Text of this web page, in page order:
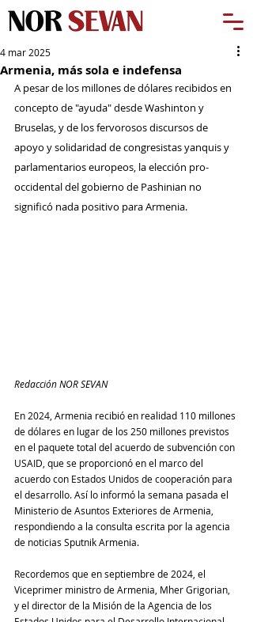
Armenia, más sola e indefensa
4 mar 2025
A pesar de los millones de dólares recibidos en
concepto de "ayuda" desde Washinton y
Bruselas, y de los fervorosos discursos de
apoyo y solidaridad de congresistas yanquis y
parlamentarios europeos, la elección pro-
occidental del gobierno de Pashinian no
significó nada positivo para Armenia.
Redacción NOR SEVAN
En 2024, Armenia recibió en realidad 110 millones
de dólares en lugar de los 250 millones previstos
en el paquete total del acuerdo de subvención con
USAID, que se proporcionó en el marco del
acuerdo con Estados Unidos de cooperación para
el desarrollo. Así lo informó la semana pasada el
Ministerio de Asuntos Exteriores de Armenia,
respondiendo a la consulta escrita por la agencia
de noticias Sputnik Armenia.
Recordemos que en septiembre de 2024, el
Viceprimer ministro de Armenia, Mher Grigorian,
y el director de la Misión de la Agencia de los